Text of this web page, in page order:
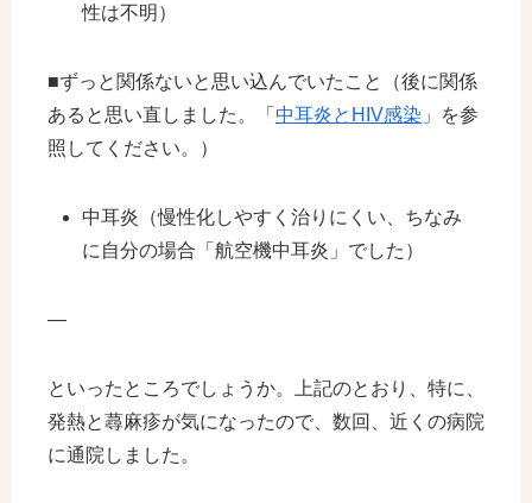
性は不明）
■ずっと関係ないと思い込んでいたこと（後に関係
あると思い直しました。「 中耳炎とHIV感染 」を参
照してください。）
中耳炎（慢性化しやすく治りにくい、ちなみ
に自分の場合「航空機中耳炎」でした）
—
といったところでしょうか。上記のとおり、特に、
発熱と蕁麻疹が気になったので、数回、近くの病院
に通院しました。